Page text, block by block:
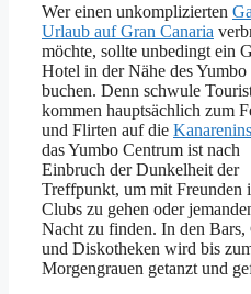
Wer einen unkomplizierten
Urlaub auf Gran Canaria
möchte, sollte unbedingt ein
Hotel in der Nähe des Yumbo
buchen. Denn schwule
kommen hauptsächlich zum
und Flirten auf die
das Yumbo Centrum ist nach
Einbruch der Dunkelheit der
Treffpunkt, um mit Freunden
Clubs zu gehen oder
Nacht zu finden. In den Bars,
und Diskotheken wird bis
Morgengrauen getanzt und